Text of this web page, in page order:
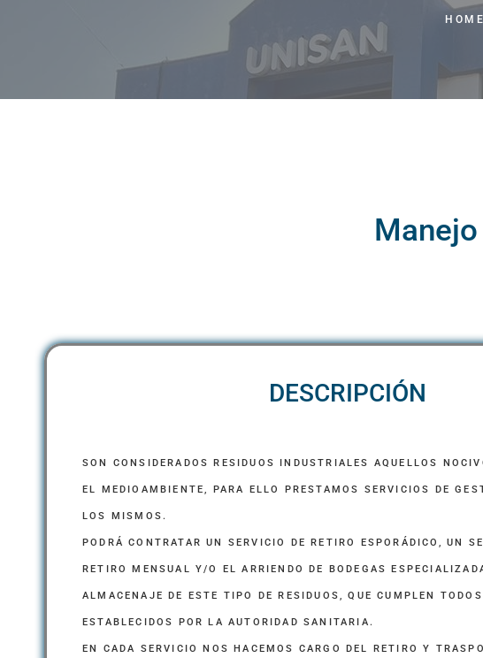
HOME
DESCRIPCIÓN
SON CONSIDERADOS RESIDUOS INDUSTRIALES AQUELLOS
EL MEDIOAMBIENTE, PARA ELLO PRESTAMOS SERVICIOS DE
LOS MISMOS.
PODRÁ CONTRATAR UN SERVICIO DE RETIRO ESPORÁDICO, UN
RETIRO MENSUAL Y/O EL ARRIENDO DE BODEGAS
ALMACENAJE DE ESTE TIPO DE RESIDUOS, QUE CUMPLEN
ESTABLECIDOS POR LA AUTORIDAD SANITARIA.
EN CADA SERVICIO NOS HACEMOS CARGO DEL RETIRO Y